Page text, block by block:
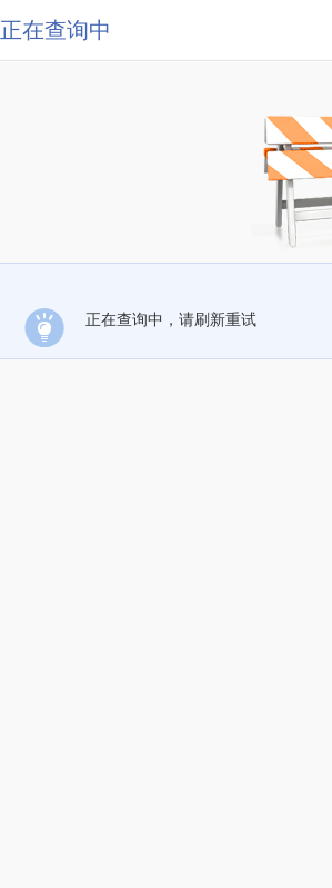
正在查询中
正在查询中，请刷新重试